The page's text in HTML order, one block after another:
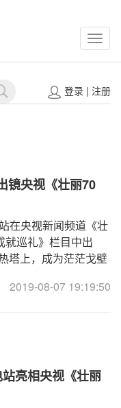
登录| 注册
镜央视《壮丽70
在央视新闻频道《壮
巡礼》栏目中出
塔上，成为茫茫戈壁
2019-08-07 19:19:50
亮相央视《壮丽